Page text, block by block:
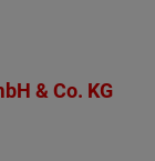
& Co. KG